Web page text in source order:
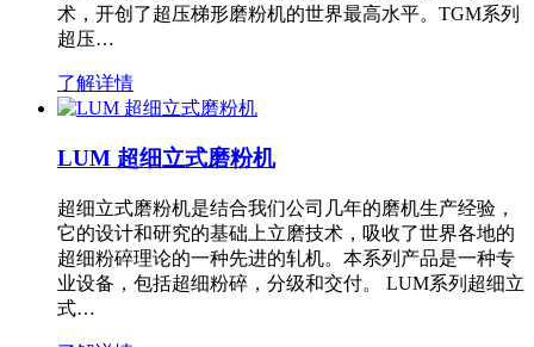
术，开创了超压梯形磨粉机的世界最高水平。TGM系列
超压…
了解详情
LUM 超细立式磨粉机
超细立式磨粉机是结合我们公司几年的磨机生产经验，
它的设计和研究的基础上立磨技术，吸收了世界各地的
超细粉碎理论的一种先进的轧机。本系列产品是一种专
业设备，包括超细粉碎，分级和交付。 LUM系列超细立
式…